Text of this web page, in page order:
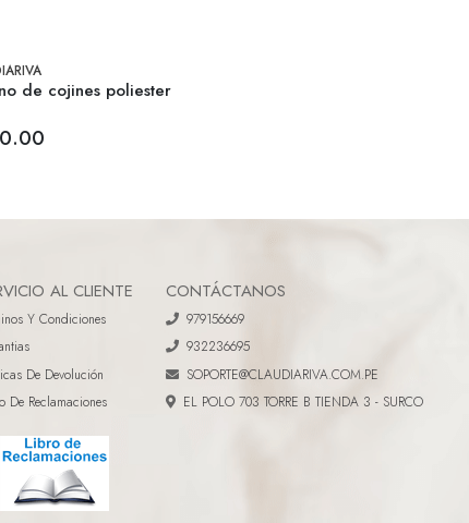
de cojines poliester
AL CLIENTE
Y Condiciones
De Devolución
De Reclamaciones
CONTÁCTANOS
979156669
932236695
SOPORTE@CLAUDIARIVA.COM.PE
EL POLO 703 TORRE B TIENDA 3 - SURCO